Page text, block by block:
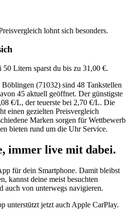
lohnt sich besonders.
Litern sparst du bis zu 31,00 €.
(71032) sind 48 Tankstellen
45 aktuell geöffnet. Der günstigste
€/L, der teuerste bei 2,70 €/L. Die
einen gezielten Preisvergleich
Marken sorgen für Wettbewerb
bieten rund um die Uhr Service.
immer live mit dabei.
für dein Smartphone. Damit bleibst
kannst deine meist besuchten
auch von unterwegs navigieren.
unterstützt jetzt auch Apple CarPlay.